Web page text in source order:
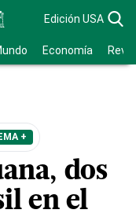
Edición USA
Economía
+
dos
en el